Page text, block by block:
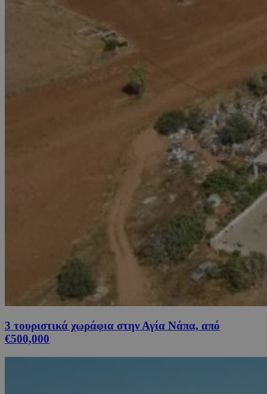
3 τουριστικά χωράφια στην Αγία Νάπα, από
€500,000